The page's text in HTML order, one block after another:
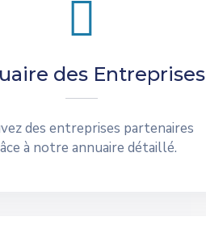
des Entreprises
des entreprises partenaires
à notre annuaire détaillé.